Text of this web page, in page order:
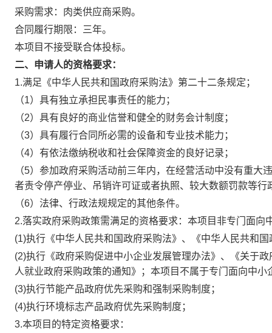
采购需求：肉类供应商采购。
合同履行期限：三年。
本项目不接受联合体投标。
二、申请人的资格要求：
1.满足《中华人民共和国政府采购法》第二十二条规定；
（1）具有独立承担民事责任的能力；
（2）具有良好的商业信誉和健全的财务会计制度；
（3）具有履行合同所必需的设备和专业技术能力；
（4）有依法缴纳税收和社会保障资金的良好记录；
（5）参加政府采购活动前三年内，在经营活动中没有重
者责令停产停业、吊销许可证或者执照、较大数额罚款等行
（6）法律、行政法规规定的其他条件。
2.落实政府采购政策需满足的资格要求：本项目非专门面向
(1)执行《中华人民共和国政府采购法》、《中华人民共和
(2)执行《政府采购促进中小企业发展管理办法》、《关于
人就业政府采购政策的通知》；本项目不属于专门面向中小
(3)执行节能产品政府优先采购和强制采购制度；
(4)执行环境标志产品政府优先采购制度；
3.本项目的特定资格要求：